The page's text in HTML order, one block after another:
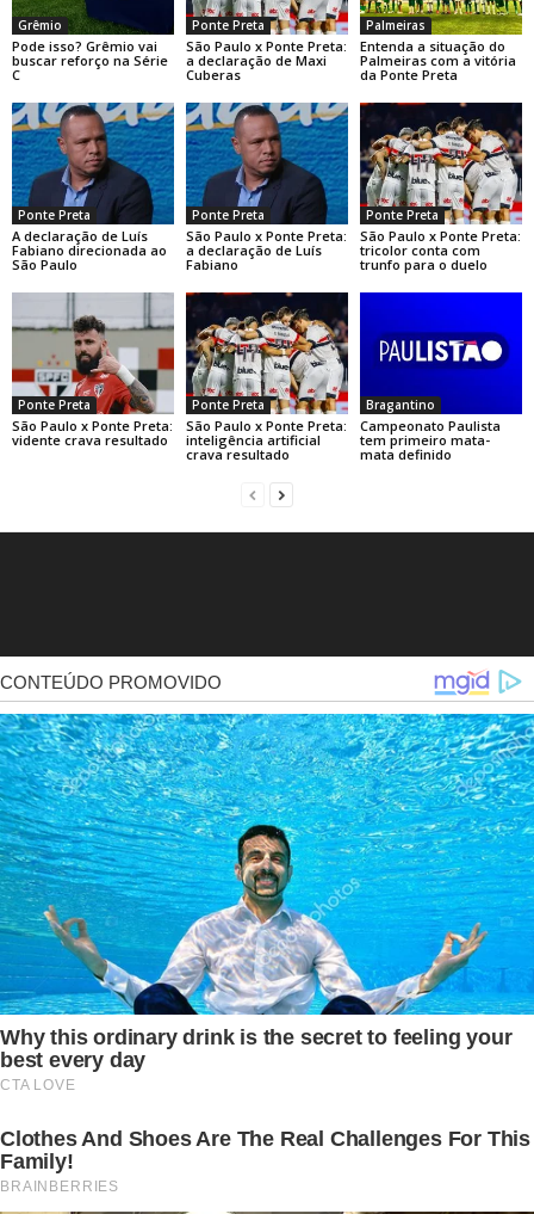
Grêmio
Pode isso? Grêmio vai
buscar reforço na Série
C
Ponte Preta
São Paulo x Ponte Preta:
a declaração de Maxi
Cuberas
Palmeiras
Entenda a situação do
Palmeiras com a vitória
da Ponte Preta
Ponte Preta
A declaração de Luís
Fabiano direcionada ao
São Paulo
Ponte Preta
São Paulo x Ponte Preta:
a declaração de Luís
Fabiano
Ponte Preta
São Paulo x Ponte Preta:
tricolor conta com
trunfo para o duelo
Ponte Preta
São Paulo x Ponte Preta:
vidente crava resultado
Ponte Preta
São Paulo x Ponte Preta:
inteligência artificial
crava resultado
Bragantino
Campeonato Paulista
tem primeiro mata-
mata definido